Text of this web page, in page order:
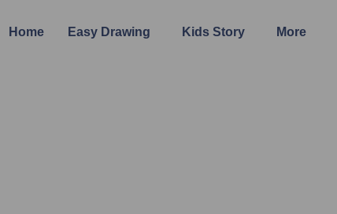
Home Easy Drawing Kids Story More